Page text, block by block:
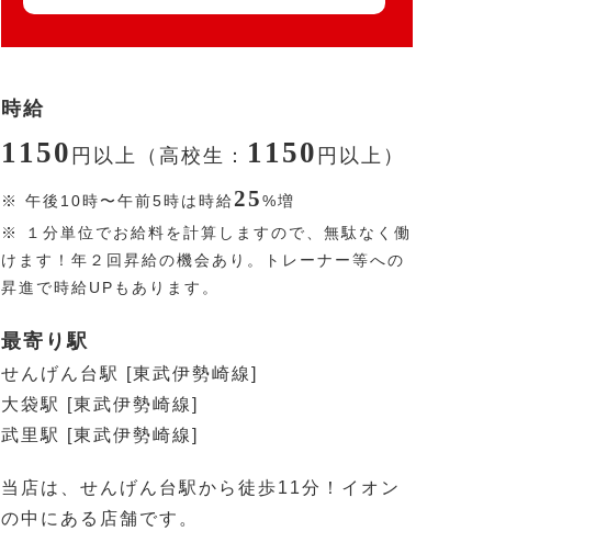
時給
1150 円 以上（高校生： 1150 円 以上）
※ 午後10時〜午前5時は時給25%増
※
１分単位でお給料を計算しますので、無駄なく働
けます！年２回昇給の機会あり。トレーナー等への
昇進で時給UPもあります。
最寄り駅
せんげん台駅 [東武伊勢崎線]
大袋駅 [東武伊勢崎線]
武里駅 [東武伊勢崎線]
当店は、せんげん台駅から徒歩11分！イオン
の中にある店舗です。